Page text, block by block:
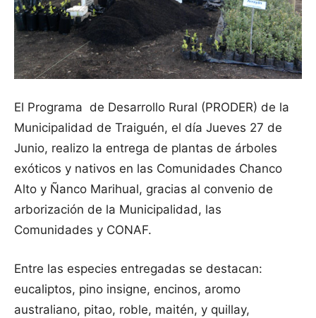
El Programa de Desarrollo Rural (PRODER) de la
Municipalidad de Traiguén, el día Jueves 27 de
Junio, realizo la entrega de plantas de árboles
exóticos y nativos en las Comunidades Chanco
Alto y Ñanco Marihual, gracias al convenio de
arborización de la Municipalidad, las
Comunidades y CONAF.
Entre las especies entregadas se destacan:
eucaliptos, pino insigne, encinos, aromo
australiano, pitao, roble, maitén, y quillay,